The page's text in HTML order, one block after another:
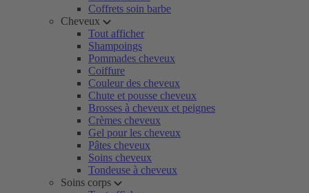
Coffrets soin barbe
Cheveux
Tout afficher
Shampoings
Pommades cheveux
Coiffure
Couleur des cheveux
Chute et pousse cheveux
Brosses à cheveux et peignes
Crèmes cheveux
Gel pour les cheveux
Pâtes cheveux
Soins cheveux
Tondeuse à cheveux
Soins corps